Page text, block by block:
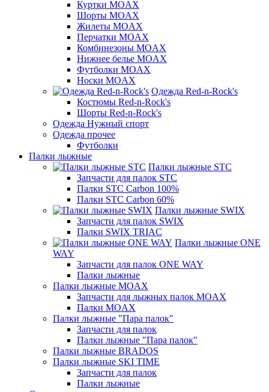
Куртки MOAX
Шорты MOAX
Жилеты MOAX
Перчатки MOAX
Комбинезоны MOAX
Нижнее белье MOAX
Футболки MOAX
Носки MOAX
Одежда Red-n-Rock's
Костюмы Red-n-Rock's
Шорты Red-n-Rock's
Одежда Нужный спорт
Одежда прочее
Футболки
Палки лыжные
Палки лыжные STC
Запчасти для палок STC
Палки STC Carbon 100%
Палки STC Carbon 60%
Палки лыжные SWIX
Запчасти для палок SWIX
Палки SWIX TRIAC
Палки лыжные ONE
WAY
Запчасти для палок ONE WAY
Палки лыжные
Палки лыжные MOAX
Запчасти для лыжных палок MOAX
Палки MOAX
Палки лыжные "Пара палок"
Запчасти для палок
Палки лыжные "Пара палок"
Палки лыжные BRADOS
Палки лыжные SKI TIME
Запчасти для палок
Палки лыжные